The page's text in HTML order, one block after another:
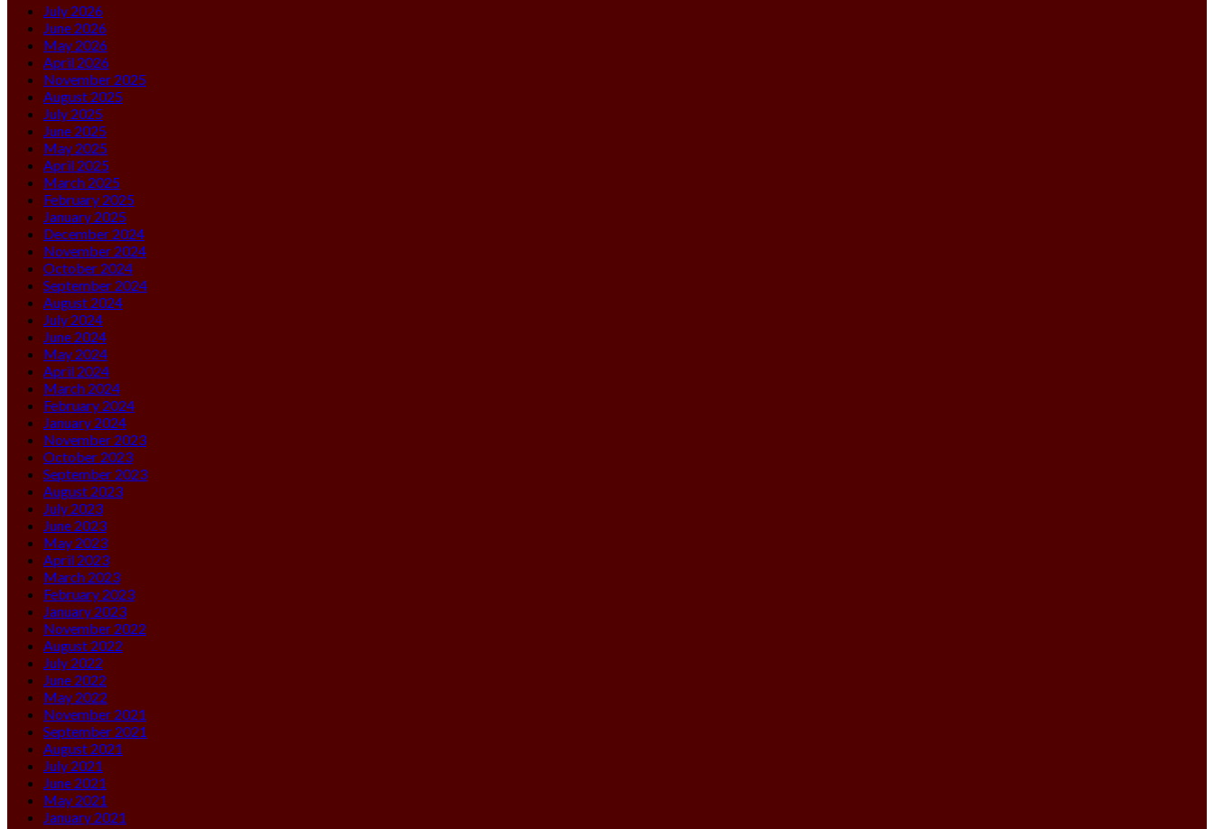
July 2026
June 2026
May 2026
April 2026
November 2025
August 2025
July 2025
June 2025
May 2025
April 2025
March 2025
February 2025
January 2025
December 2024
November 2024
October 2024
September 2024
August 2024
July 2024
June 2024
May 2024
April 2024
March 2024
February 2024
January 2024
November 2023
October 2023
September 2023
August 2023
July 2023
June 2023
May 2023
April 2023
March 2023
February 2023
January 2023
November 2022
August 2022
July 2022
June 2022
May 2022
November 2021
September 2021
August 2021
July 2021
June 2021
May 2021
January 2021